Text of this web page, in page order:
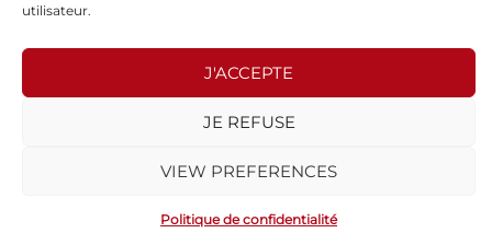
utilisateur.
J'ACCEPTE
JE REFUSE
VIEW PREFERENCES
Politique de confidentialité
SPORSORA
130 rue de Lourmel
75015 PARIS
WEB Stratégies- © 2026 Tous droits réservés.